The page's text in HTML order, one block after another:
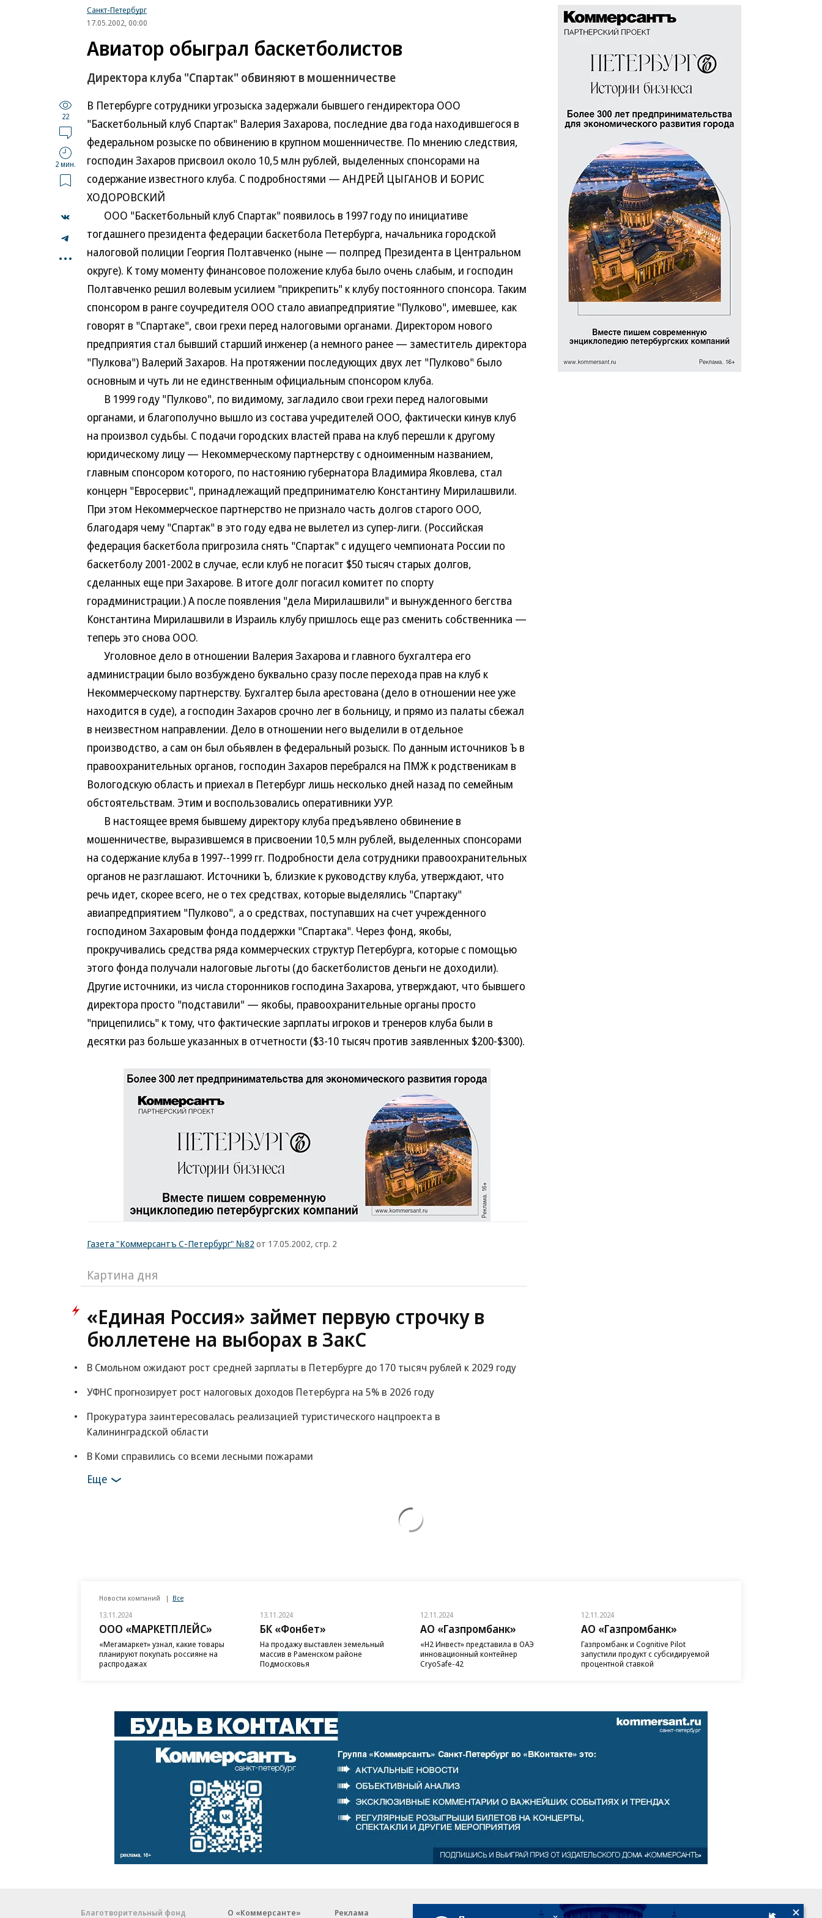
Санкт-Петербург
17.05.2002, 00:00
Авиатор обыграл баскетболистов
Директора клуба "Спартак" обвиняют в мошенничестве
22
2 мин.
...
В Петербурге сотрудники угрозыска задержали бывшего гендиректора ООО
"Баскетбольный клуб Спартак" Валерия Захарова, последние два года находившегося в
федеральном розыске по обвинению в крупном мошенничестве. По мнению следствия,
господин Захаров присвоил около 10,5 млн рублей, выделенных спонсорами на
содержание известного клуба. С подробностями — АНДРЕЙ ЦЫГАНОВ И БОРИС
ХОДОРОВСКИЙ
ООО "Баскетбольный клуб Спартак" появилось в 1997 году по инициативе
тогдашнего президента федерации баскетбола Петербурга, начальника городской
налоговой полиции Георгия Полтавченко (ныне — полпред Президента в Центральном
округе). К тому моменту финансовое положение клуба было очень слабым, и господин
Полтавченко решил волевым усилием "прикрепить" к клубу постоянного спонсора. Таким
спонсором в ранге соучредителя ООО стало авиапредприятие "Пулково", имевшее, как
говорят в "Спартаке", свои грехи перед налоговыми органами. Директором нового
предприятия стал бывший старший инженер (а немного ранее — заместитель директора
"Пулкова") Валерий Захаров. На протяжении последующих двух лет "Пулково" было
основным и чуть ли не единственным официальным спонсором клуба.
В 1999 году "Пулково", по видимому, загладило свои грехи перед налоговыми
органами, и благополучно вышло из состава учредителей ООО, фактически кинув клуб
на произвол судьбы. С подачи городских властей права на клуб перешли к другому
юридическому лицу — Некоммерческому партнерству с одноименным названием,
главным спонсором которого, по настоянию губернатора Владимира Яковлева, стал
концерн "Евросервис", принадлежащий предпринимателю Константину Мирилашвили.
При этом Некоммерческое партнерство не признало часть долгов старого ООО,
благодаря чему "Спартак" в это году едва не вылетел из супер-лиги. (Российская
федерация баскетбола пригрозила снять "Спартак" с идущего чемпионата России по
баскетболу 2001-2002 в случае, если клуб не погасит $50 тысяч старых долгов,
сделанных еще при Захарове. В итоге долг погасил комитет по спорту
горадминистрации.) А после появления "дела Мирилашвили" и вынужденного бегства
Константина Мирилашвили в Израиль клубу пришлось еще раз сменить собственника —
теперь это снова ООО.
Уголовное дело в отношении Валерия Захарова и главного бухгалтера его
администрации было возбуждено буквально сразу после перехода прав на клуб к
Некоммерческому партнерству. Бухгалтер была арестована (дело в отношении нее уже
находится в суде), а господин Захаров срочно лег в больницу, и прямо из палаты сбежал
в неизвестном направлении. Дело в отношении него выделили в отдельное
производство, а сам он был обьявлен в федеральный розыск. По данным источников Ъ в
правоохранительных органов, господин Захаров перебрался на ПМЖ к родственикам в
Вологодскую область и приехал в Петербург лишь несколько дней назад по семейным
обстоятельствам. Этим и воспользовались оперативники УУР.
В настоящее время бывшему директору клуба предъявлено обвинение в
мошенничестве, выразившемся в присвоении 10,5 млн рублей, выделенных спонсорами
на содержание клуба в 1997--1999 гг. Подробности дела сотрудники правоохранительных
органов не разглашают. Источники Ъ, близкие к руководству клуба, утверждают, что
речь идет, скорее всего, не о тех средствах, которые выделялись "Спартаку"
авиапредприятием "Пулково", а о средствах, поступавших на счет учрежденного
господином Захаровым фонда поддержки "Спартака". Через фонд, якобы,
прокручивались средства ряда коммерческих структур Петербурга, которые с помощью
этого фонда получали налоговые льготы (до баскетболистов деньги не доходили).
Другие источники, из числа сторонников господина Захарова, утверждают, что бывшего
директора просто "подставили" — якобы, правоохранительные органы просто
"прицепились" к тому, что фактические зарплаты игроков и тренеров клуба были в
десятки раз больше указанных в отчетности ($3-10 тысяч против заявленных $200-$300).
Газета "Коммерсантъ С-Петербург" №82 от 17.05.2002, стр. 2
Картина дня
«Единая Россия» займет первую строчку в
бюллетене на выборах в ЗакС
В Смольном ожидают рост средней зарплаты в Петербурге до 170 тысяч рублей к 2029 году
УФНС прогнозирует рост налоговых доходов Петербурга на 5% в 2026 году
Прокуратура заинтересовалась реализацией туристического нацпроекта в
Калининградской области
В Коми справились со всеми лесными пожарами
Еще
Новости компаний Все
13.11.2024
ООО «МАРКЕТПЛЕЙС»
«Мегамаркет» узнал, какие товары
планируют покупать россияне на
распродажах
13.11.2024
БК «Фонбет»
На продажу выставлен земельный
массив в Раменском районе
Подмосковья
12.11.2024
АО «Газпромбанк»
«H2 Инвест» представила в ОАЭ
инновационный контейнер
CryoSafe-42
12.11.2024
АО «Газпромбанк»
Газпромбанк и Cognitive Pilot
запустили продукт с субсидируемой
процентной ставкой
Благотворительный фонд О «Коммерсанте» Реклама